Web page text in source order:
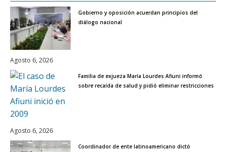
Gobierno y oposición acuerdan principios del
diálogo nacional
Agosto 6, 2026
Familia de exjueza María Lourdes Afiuni informó
sobre recaída de salud y pidió eliminar restricciones
Agosto 6, 2026
Coordinador de ente latinoamericano dictó